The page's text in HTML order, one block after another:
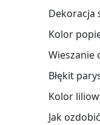
Dekoracja
Kolor
Wieszanie
Błękit
Kolor
Jak